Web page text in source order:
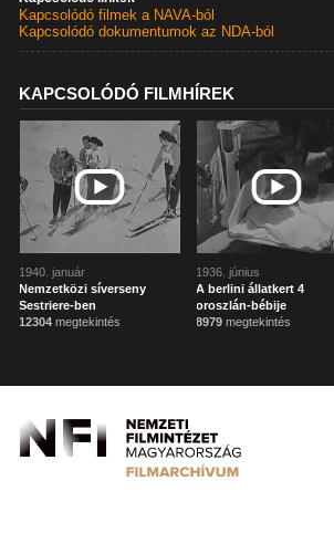
Kapcsolódó filmek a NAVA-ból
Kapcsolódó dokumentumok az NDA-ból
KAPCSOLÓDÓ FILMHÍREK
1940. január
Nemzetközi síverseny
Sestriere-ben
12304 megtekintés
1936. június
A berlini állatkert 4
oroszlán-bébije
8979 megtekintés